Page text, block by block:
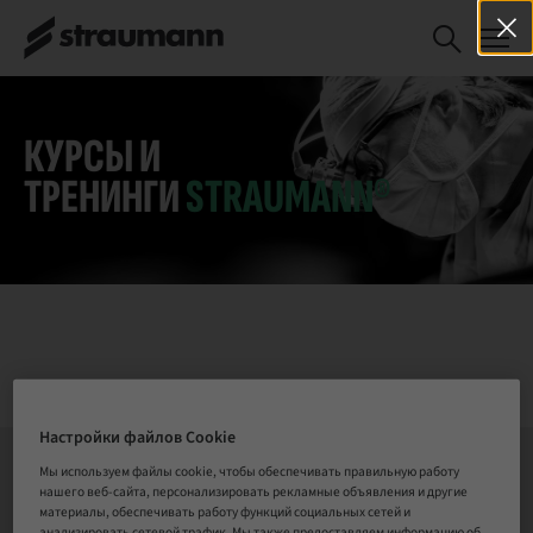
La chirurgie
implantaire en
omnipratique 2026
СПИСОК ОЖИДАНИЯ
КУРСЫ И
ТРЕНИНГИSTRAUMANN®
СВЯЗАТЬСЯ С НАМИ
Настройки файлов Cookie
Мы используем файлы cookie, чтобы обеспечивать правильную работу
нашего веб-сайта, персонализировать рекламные объявления и другие
материалы, обеспечивать работу функций социальных сетей и